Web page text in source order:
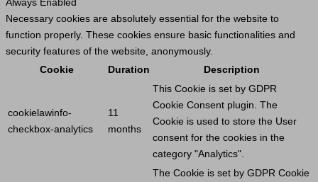
Necessary cookies are absolutely essential for the website to
function properly. These cookies ensure basic functionalities and
security features of the website, anonymously.
Cookie
Duration Description
cookielawinfo-
checkbox-analytics
11
months
This Cookie is set by GDPR
Cookie Consent plugin. The
Cookie is used to store the User
consent for the cookies in the
category "Analytics".
The Cookie is set by GDPR Cookie